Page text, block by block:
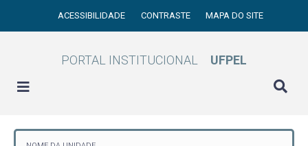
ACESSIBILIDADE CONTRASTE MAPA DO SITE
PORTAL INSTITUCIONAL UFPEL